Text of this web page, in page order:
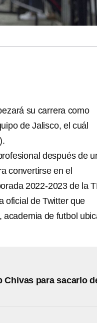
su carrera como
de Jalisco, el cuál
después de
convertirse en el
2022-2023 de la
oficial de Twitter que
academia de futbol
Chivas para sacarlo